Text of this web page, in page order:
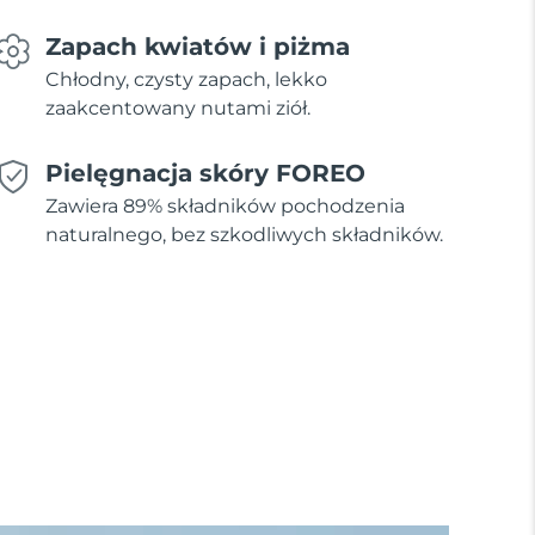
Zapach kwiatów i piżma
Chłodny, czysty zapach, lekko
zaakcentowany nutami ziół.
Pielęgnacja skóry FOREO
Zawiera 89% składników pochodzenia
naturalnego, bez szkodliwych składników.